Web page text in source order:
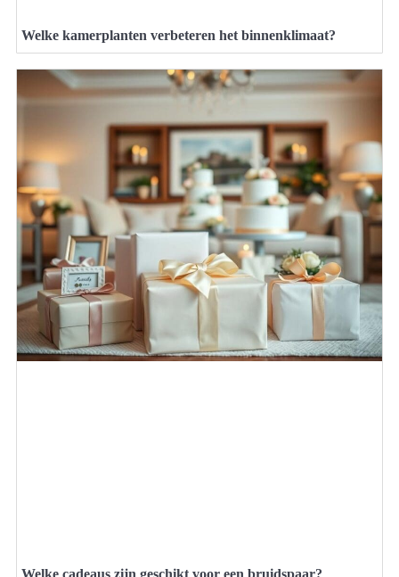
Welke kamerplanten verbeteren het binnenklimaat?